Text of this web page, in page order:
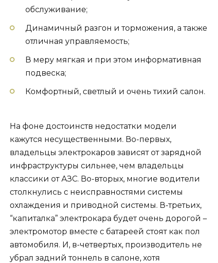
обслуживание;
Динамичный разгон и торможения, а также
отличная управляемость;
В меру мягкая и при этом информативная
подвеска;
Комфортный, светлый и очень тихий салон.
На фоне достоинств недостатки модели
кажутся несущественными. Во-первых,
владельцы электрокаров зависят от зарядной
инфраструктуры сильнее, чем владельцы
классики от АЗС. Во-вторых, многие водители
столкнулись с неисправностями системы
охлаждения и приводной системы. В-третьих,
“капиталка” электрокара будет очень дорогой –
электромотор вместе с батареей стоят как пол
автомобиля. И, в-четвертых, производитель не
убрал задний тоннель в салоне, хотя